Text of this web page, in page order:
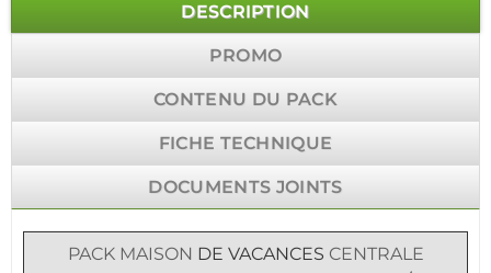
DESCRIPTION
PROMO
CONTENU DU PACK
FICHE TECHNIQUE
DOCUMENTS JOINTS
PACK MAISON DE VACANCES CENTRALE